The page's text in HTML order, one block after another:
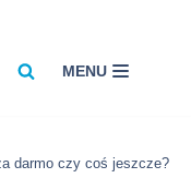
MENU
darmo czy coś jeszcze?